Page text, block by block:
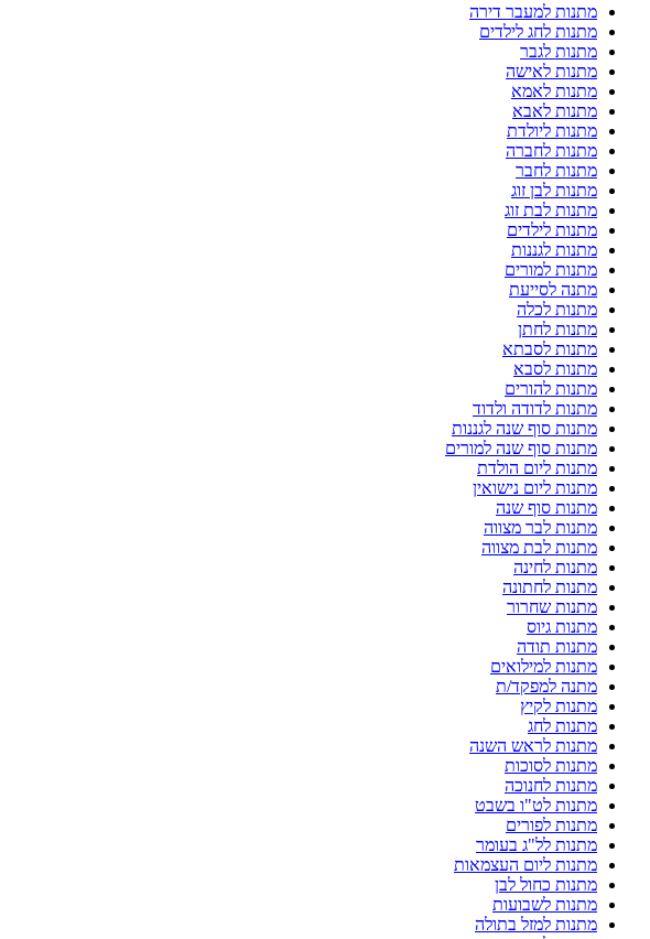
מתנות למעבר דירה
מתנות לחג לילדים
מתנות לגבר
מתנות לאישה
מתנות לאמא
מתנות לאבא
מתנות ליולדת
מתנות לחברה
מתנות לחבר
מתנות לבן זוג
מתנות לבת זוג
מתנות לילדים
מתנות לגננות
מתנות למורים
מתנה לסייעת
מתנות לכלה
מתנות לחתן
מתנות לסבתא
מתנות לסבא
מתנות להורים
מתנות לדודה ולדוד
מתנות סוף שנה לגננות
מתנות סוף שנה למורים
מתנות ליום הולדת
מתנות ליום נישואין
מתנות סוף שנה
מתנות לבר מצווה
מתנות לבת מצווה
מתנות לחינה
מתנות לחתונה
מתנות שחרור
מתנות גיוס
מתנות תודה
מתנות למילואים
מתנה למפקד/ת
מתנות לקיץ
מתנות לחג
מתנות לראש השנה
מתנות לסוכות
מתנות לחנוכה
מתנות לט"ו בשבט
מתנות לפורים
מתנות לל"ג בעומר
מתנות ליום העצמאות
מתנות כחול לבן
מתנות לשבועות
מתנות למזל בתולה